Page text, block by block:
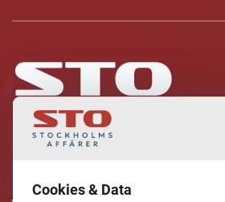
Cookies & Data